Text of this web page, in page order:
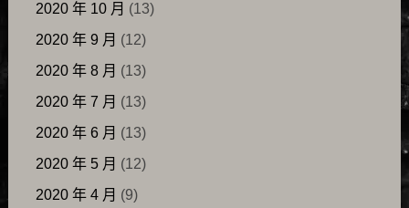
2020 年 10 月 (13)
2020 年 9 月 (12)
2020 年 8 月 (13)
2020 年 7 月 (13)
2020 年 6 月 (13)
2020 年 5 月 (12)
2020 年 4 月 (9)